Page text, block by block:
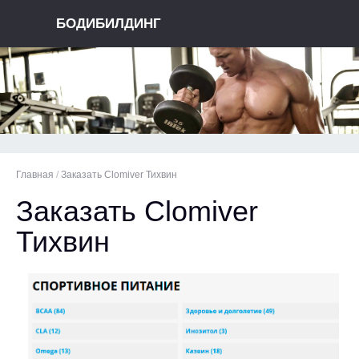
БОДИБИЛДИНГ
Главная / Заказать Clomiver Тихвин
Заказать Clomiver
Тихвин